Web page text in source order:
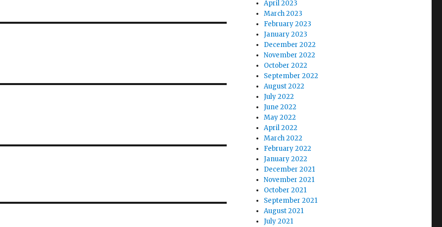
April 2023
March 2023
February 2023
January 2023
December 2022
November 2022
October 2022
September 2022
August 2022
July 2022
June 2022
May 2022
April 2022
March 2022
February 2022
January 2022
December 2021
November 2021
October 2021
September 2021
August 2021
July 2021